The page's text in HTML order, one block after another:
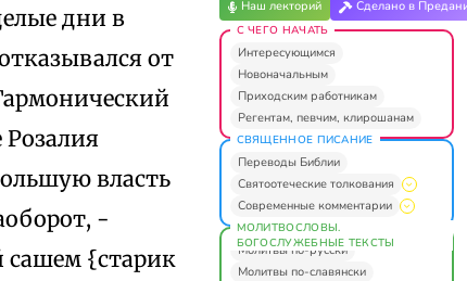
дни в
от
Розалия
власть
-
сашем {старик
Наш лекторий Сделано в
С ЧЕГО НАЧАТЬ
Интересующимся
Новоначальным
Приходским работникам
Регентам, певчим, клирошанам
СВЯЩЕННОЕ ПИСАНИЕ
Переводы Библии
Святоотеческие толкования
Современные комментарии
МОЛИТВОСЛОВЫ.
БОГОСЛУЖЕБНЫЕ ТЕКСТЫ
Молитвы по-русски
Молитвы по-славянски